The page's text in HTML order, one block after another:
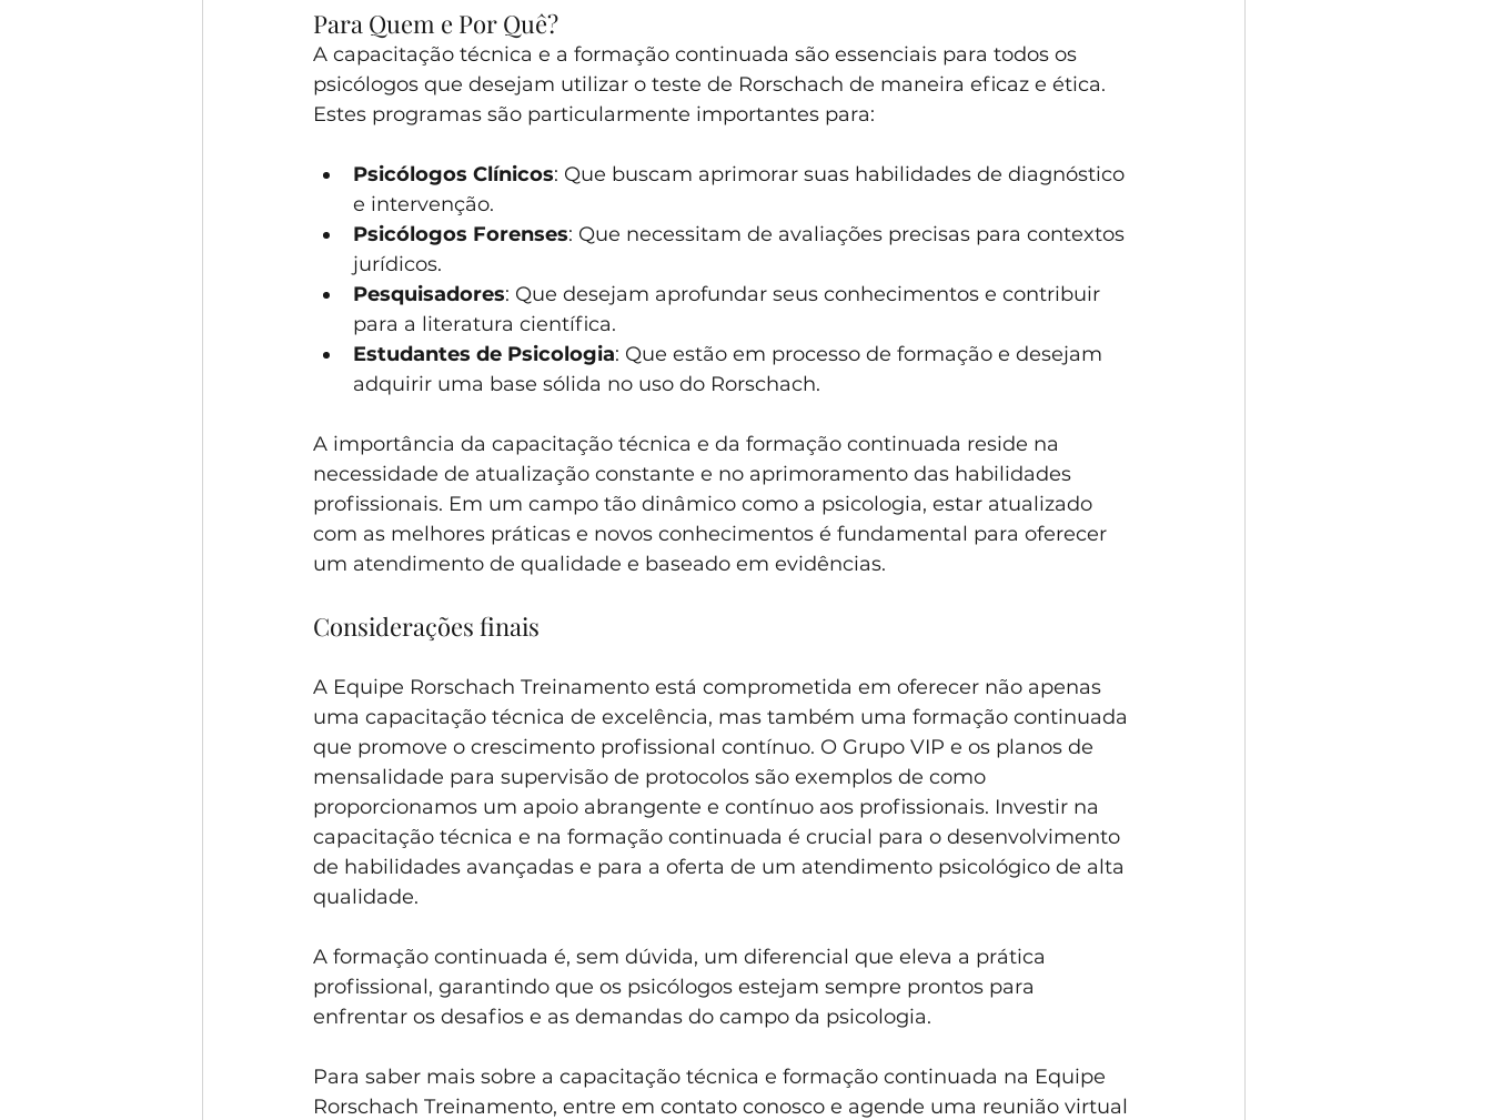
Para Quem e Por Quê?
A capacitação técnica e a formação continuada são essenciais para todos os
psicólogos que desejam utilizar o teste de Rorschach de maneira eficaz e ética.
Estes programas são particularmente importantes para:
Psicólogos Clínicos: Que buscam aprimorar suas habilidades de diagnóstico
e intervenção.
Psicólogos Forenses: Que necessitam de avaliações precisas para contextos
jurídicos.
Pesquisadores: Que desejam aprofundar seus conhecimentos e contribuir
para a literatura científica.
Estudantes de Psicologia: Que estão em processo de formação e desejam
adquirir uma base sólida no uso do Rorschach.
A importância da capacitação técnica e da formação continuada reside na
necessidade de atualização constante e no aprimoramento das habilidades
profissionais. Em um campo tão dinâmico como a psicologia, estar atualizado
com as melhores práticas e novos conhecimentos é fundamental para oferecer
um atendimento de qualidade e baseado em evidências.
Considerações finais
A Equipe Rorschach Treinamento está comprometida em oferecer não apenas
uma capacitação técnica de excelência, mas também uma formação continuada
que promove o crescimento profissional contínuo. O Grupo VIP e os planos de
mensalidade para supervisão de protocolos são exemplos de como
proporcionamos um apoio abrangente e contínuo aos profissionais. Investir na
capacitação técnica e na formação continuada é crucial para o desenvolvimento
de habilidades avançadas e para a oferta de um atendimento psicológico de alta
qualidade.
A formação continuada é, sem dúvida, um diferencial que eleva a prática
profissional, garantindo que os psicólogos estejam sempre prontos para
enfrentar os desafios e as demandas do campo da psicologia.
Para saber mais sobre a capacitação técnica e formação continuada na Equipe
Rorschach Treinamento, entre em contato conosco e agende uma reunião virtual